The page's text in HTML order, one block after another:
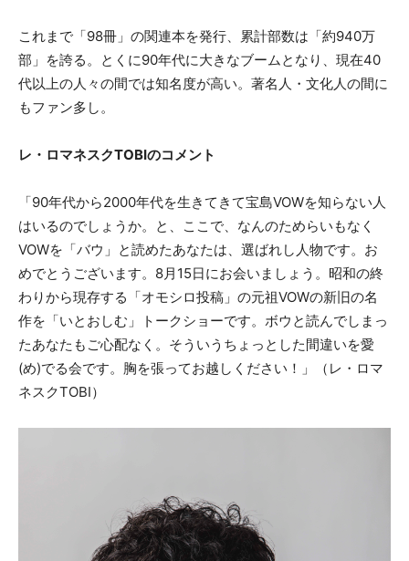
これまで「98冊」の関連本を発行、累計部数は「約940万
部」を誇る。とくに90年代に大きなブームとなり、現在40
代以上の人々の間では知名度が高い。著名人・文化人の間に
もファン多し。
レ・ロマネスクTOBIのコメント
「90年代から2000年代を生きてきて宝島VOWを知らない人
はいるのでしょうか。と、ここで、なんのためらいもなく
VOWを「バウ」と読めたあなたは、選ばれし人物です。お
めでとうございます。8月15日にお会いましょう。昭和の終
わりから現存する「オモシロ投稿」の元祖VOWの新旧の名
作を「いとおしむ」トークショーです。ボウと読んでしまっ
たあなたもご心配なく。そういうちょっとした間違いを愛
(め)でる会です。胸を張ってお越しください！」（レ・ロマ
ネスクTOBI）